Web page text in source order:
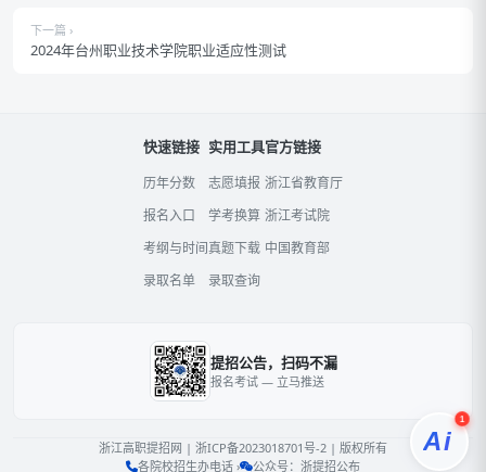
下一篇 ›
2024年台州职业技术学院​职业适应性测试
快速链接
历年分数
报名入口
考纲与时间
录取名单
实用工具
志愿填报
学考换算
真题下载
录取查询
官方链接
浙江省教育厅
浙江考试院
中国教育部
提招公告，扫码不漏
报名考试 — 立马推送
浙江高职提招网 | 浙ICP备2023018701号-2 | 版权所有
各院校招生办电话 ›
公众号：浙提招公布
Ai
1